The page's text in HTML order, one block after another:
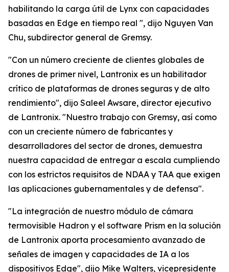
habilitando la carga útil de Lynx con capacidades
basadas en Edge en tiempo real ", dijo Nguyen Van
Chu, subdirector general de Gremsy.
"Con un número creciente de clientes globales de
drones de primer nivel, Lantronix es un habilitador
crítico de plataformas de drones seguras y de alto
rendimiento", dijo Saleel Awsare, director ejecutivo
de Lantronix. "Nuestro trabajo con Gremsy, así como
con un creciente número de fabricantes y
desarrolladores del sector de drones, demuestra
nuestra capacidad de entregar a escala cumpliendo
con los estrictos requisitos de NDAA y TAA que exigen
las aplicaciones gubernamentales y de defensa".
"La integración de nuestro módulo de cámara
termovisible Hadron y el software Prism en la solución
de Lantronix aporta procesamiento avanzado de
señales de imagen y capacidades de IA a los
dispositivos Edge", dijo Mike Walters, vicepresidente